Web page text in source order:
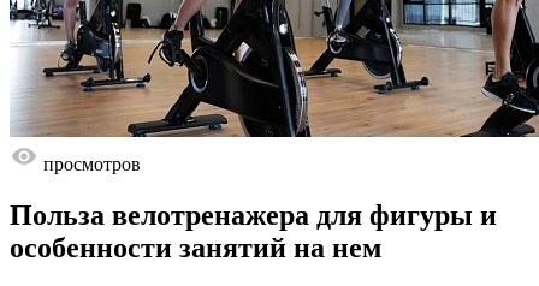
просмотров
Польза велотренажера для фигуры и
особенности занятий на нем